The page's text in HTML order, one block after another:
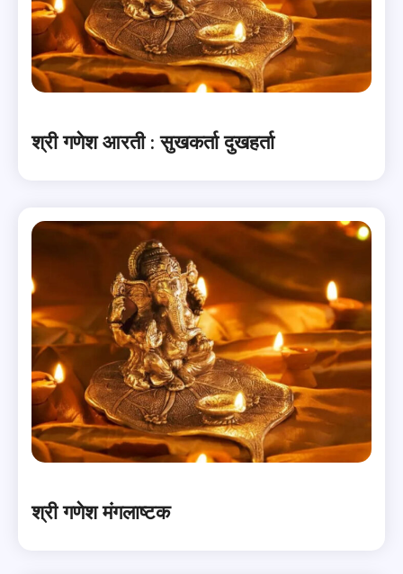
श्री गणेश आरती : सुखकर्ता दुखहर्ता
श्री गणेश मंगलाष्टक